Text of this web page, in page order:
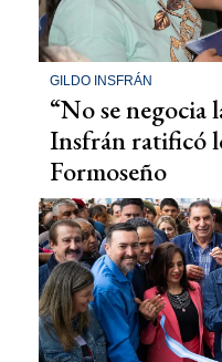
GILDO INSFRÁN
“No se negocia
Insfrán ratificó
Formoseño